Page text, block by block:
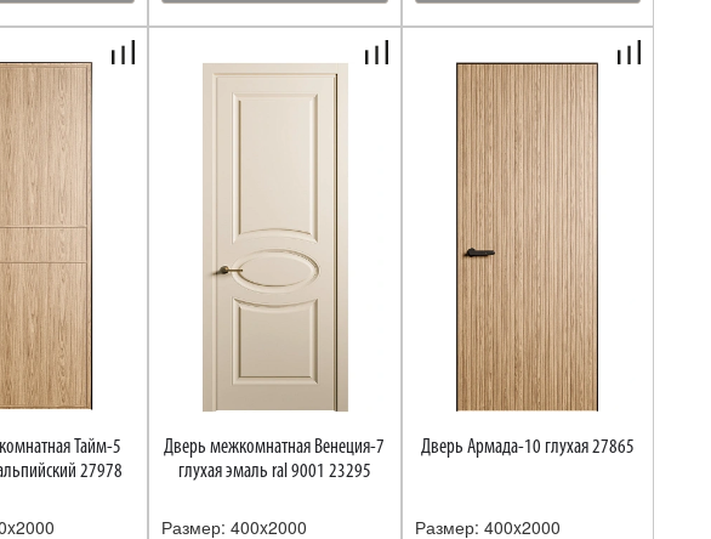
Тайм-5
27978
Дверь межкомнатная Венеция-7
глухая эмаль ral 9001 23295
Размер: 400x2000
Дверь Армада-10 глухая 27865
Размер: 400x2000